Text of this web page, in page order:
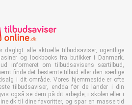
dagligt alle aktuelle tilbudsaviser, ugentlige
og lookbooks fra butikker i Danmark.
informeret om tilbudsavisens særtilbud,
finde det bestemte tilbud eller den særlige
i dit område. Vores hjemmeside er ofte
tilbudsaviser, endda før de lander i din
også se dem på dit arbejde, i skolen eller i
til dine favoritter, og spar en masse tid